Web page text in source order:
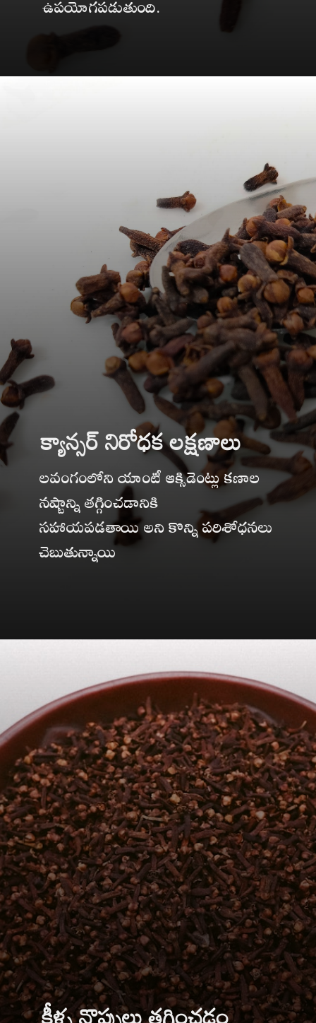
క్యాన్సర్ నిరోధక లక్షణాలు
లవంగంలోని యాంటీ ఆక్సిడెంట్లు కణాల
నష్టాన్ని తగ్గించడానికి
సహాయపడతాయి అని కొన్ని పరిశోధనలు
చెబుతున్నాయి